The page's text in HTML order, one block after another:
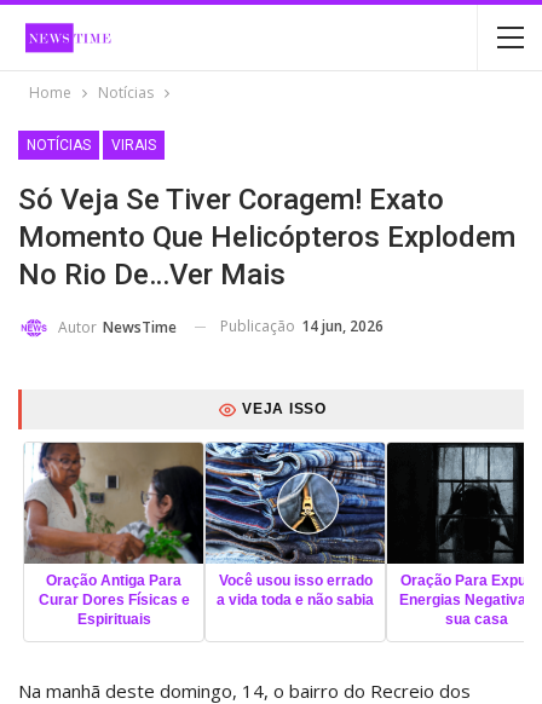
Home Notícias
NOTÍCIAS VIRAIS
Só Veja Se Tiver Coragem! Exato
Momento Que Helicópteros Explodem
No Rio De…Ver Mais
Autor NewsTime Publicação 14 jun, 2026
VEJA ISSO
Oração Antiga Para
Curar Dores Físicas e
Espirituais
Você usou isso errado
a vida toda e não sabia
Oração Para
Energias Negativas
sua casa
Na manhã deste domingo, 14, o bairro do Recreio dos